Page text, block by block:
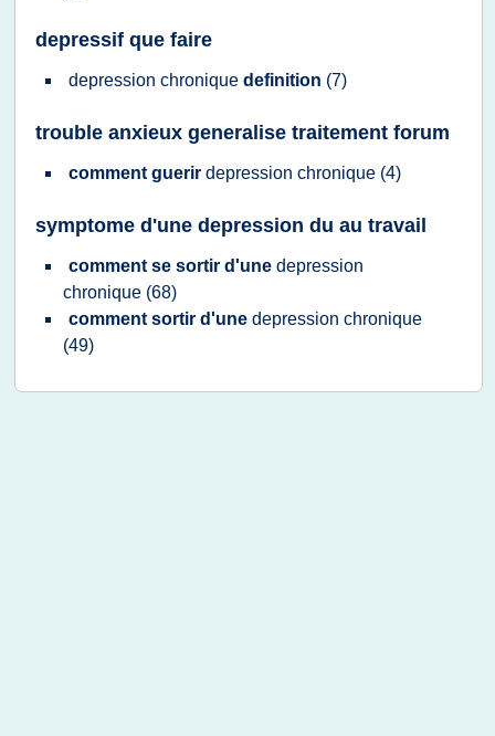
depressif que faire
depression chronique definition (7)
trouble anxieux generalise traitement forum
comment guerir depression chronique (4)
symptome d'une depression du au travail
comment se sortir d'une depression
chronique (68)
comment sortir d'une depression chronique
(49)